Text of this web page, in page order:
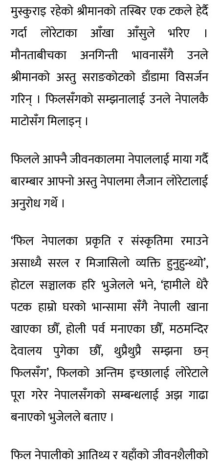
मुस्कुराइ रहेको श्रीमानको तस्बिर एक टकले हेर्दै
गर्दा लोरेटाका आँखा आँसुले भरिए ।
मौनताबीचका अनगिन्ती भावनासँगै उनले
श्रीमानको अस्तु सराङकोटको डाँडामा विसर्जन
गरिन् । फिलसँगको सम्झनालाई उनले नेपालकै
माटोसँग मिलाइन् ।
फिलले आफ्नै जीवनकालमा नेपाललाई माया गर्दै
बारम्बार आफ्नो अस्तु नेपालमा लैजान लोरेटालाई
अनुरोध गर्थे ।
‘फिल नेपालका प्रकृति र संस्कृतिमा रमाउने
असाध्यै सरल र मिजासिलो व्यक्ति हुनुहुन्थ्यो’,
होटल सञ्चालक हरि भुजेलले भने, ‘हामीले धेरै
पटक हाम्रो घरको भान्सामा सँगै नेपाली खाना
खाएका छौँ, होली पर्व मनाएका छौँ, मठमन्दिर
देवालय पुगेका छौँ, थुप्रैथुप्रै सम्झना छन्
फिलसँग’, फिलको अन्तिम इच्छालाई लोरेटाले
पूरा गरेर नेपालसँगको सम्बन्धलाई अझ गाढा
बनाएको भुजेलले बताए ।
फिल नेपालीको आतिथ्य र यहाँको जीवनशैलीको